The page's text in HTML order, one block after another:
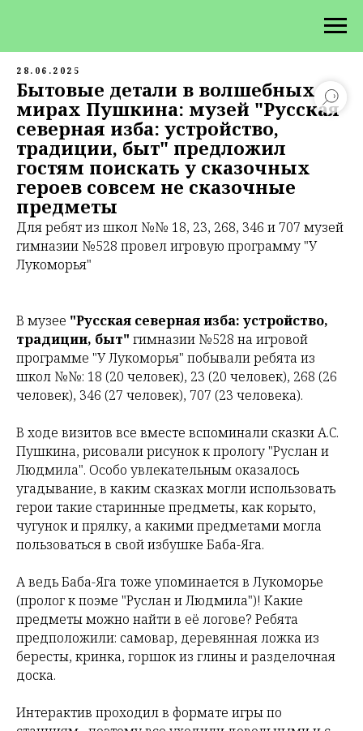
28.06.2025
Бытовые детали в волшебных
мирах Пушкина: музей "Русская
северная изба: устройство,
традиции, быт" предложил
гостям поискать у сказочных
героев совсем не сказочные
предметы
Для ребят из школ №№ 18, 23, 268, 346 и 707 музей
гимназии №528 провел игровую программу "У
Лукоморья"
В музее "Русская северная изба: устройство,
традиции, быт" гимназии №528 на игровой
программе "У Лукоморья" побывали ребята из
школ №№: 18 (20 человек), 23 (20 человек), 268 (26
человек), 346 (27 человек), 707 (23 человека).
В ходе визитов все вместе вспоминали сказки А.С.
Пушкина, рисовали рисунок к прологу "Руслан и
Людмила". Особо увлекательным оказалось
угадывание, в каким сказках могли использовать
герои такие старинные предметы, как корыто,
чугунок и прялку, а какими предметами могла
пользоваться в свой избушке Баба-Яга.
А ведь Баба-Яга тоже упоминается в Лукоморье
(пролог к поэме "Руслан и Людмила")! Какие
предметы можно найти в её логове? Ребята
предположили: самовар, деревянная ложка из
бересты, кринка, горшок из глины и разделочная
доска.
Интерактив проходил в формате игры по